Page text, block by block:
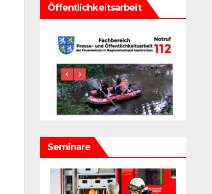
Öffentlichkeitsarbeit
Seminare